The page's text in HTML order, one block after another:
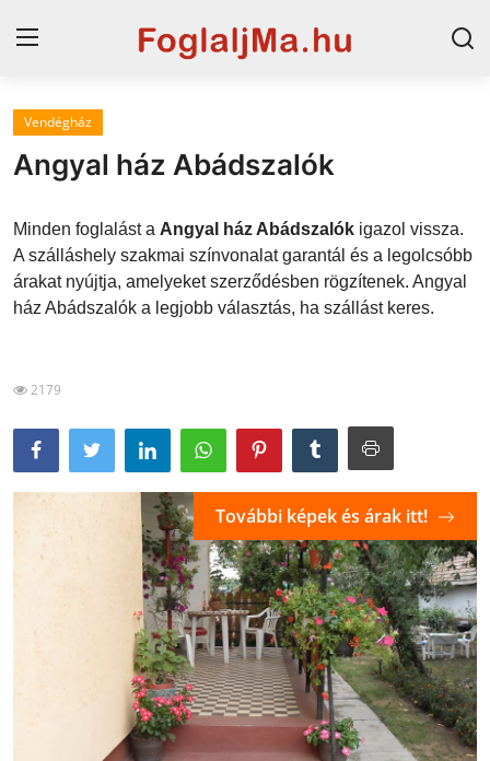
Magyarország
Horvát tengerpart
Szállások a Balatonon
Horvátország
Blog
Vendégház
Angyal ház Abádszalók
Minden foglalást a Angyal ház Abádszalók igazol vissza.
A szálláshely szakmai színvonalat garantál és a legolcsóbb
árakat nyújtja, amelyeket szerződésben rögzítenek. Angyal
ház Abádszalók a legjobb választás, ha szállást keres.
2179
További képek és árak itt!